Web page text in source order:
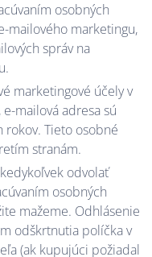
osobných
mailového marketingu,
správ na
marketingové účely v
mailová adresa sú
Tieto osobné
stranám.
odvolať
osobných
mažeme. Odhlásenie
odškrtnutia políčka v
(ak kupujúci požiadal